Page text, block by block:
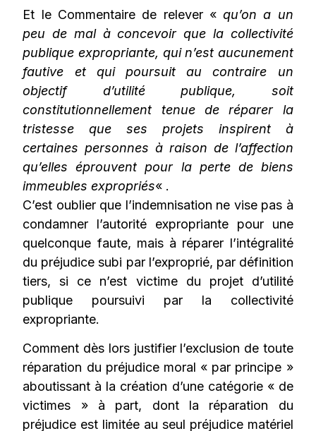
Et le Commentaire de relever «qu’on a un
peu de mal à concevoir que la collectivité
publique expropriante, qui n’est aucunement
fautive et qui poursuit au contraire un
objectif d’utilité publique, soit
constitutionnellement tenue de réparer la
tristesse que ses projets inspirent à
certaines personnes à raison de l’affection
qu’elles éprouvent pour la perte de biens
immeubles expropriés« .
C’est oublier que l’indemnisation ne vise pas à
condamner l’autorité expropriante pour une
quelconque faute, mais à réparer l’intégralité
du préjudice subi par l’exproprié, par définition
tiers, si ce n’est victime du projet d’utilité
publique poursuivi par la collectivité
expropriante.
Comment dès lors justifier l’exclusion de toute
réparation du préjudice moral « par principe »
aboutissant à la création d’une catégorie « de
victimes » à part, dont la réparation du
préjudice est limitée au seul préjudice matériel